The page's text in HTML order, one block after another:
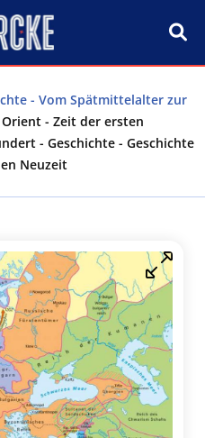
- Vom Spätmittelalter zur
- Zeit der ersten
- Geschichte - Geschichte
Neuzeit